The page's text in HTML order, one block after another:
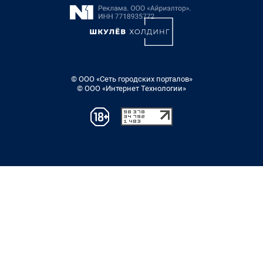
© ООО «Сеть городских порталов»
© ООО «Интернет Технологии»